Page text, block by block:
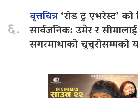
६.
वृत्तचित्र‘रोड टु एभरेस्ट’ को
सार्वजनिक: उमेर र
सगरमाथाको चुचुरोसम्मको